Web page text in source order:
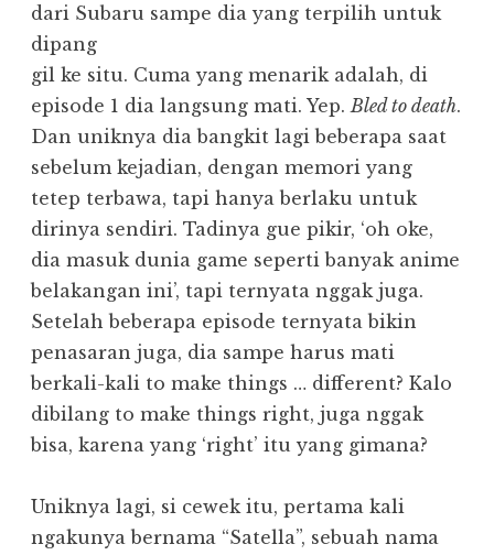
dari Subaru sampe dia yang terpilih untuk
dipang
gil ke situ. Cuma yang menarik adalah, di
episode 1 dia langsung mati. Yep. Bled to death.
Dan uniknya dia bangkit lagi beberapa saat
sebelum kejadian, dengan memori yang
tetep terbawa, tapi hanya berlaku untuk
dirinya sendiri. Tadinya gue pikir, ‘oh oke,
dia masuk dunia game seperti banyak anime
belakangan ini’, tapi ternyata nggak juga.
Setelah beberapa episode ternyata bikin
penasaran juga, dia sampe harus mati
berkali-kali to make things … different? Kalo
dibilang to make things right, juga nggak
bisa, karena yang ‘right’ itu yang gimana?
Uniknya lagi, si cewek itu, pertama kali
ngakunya bernama “Satella”, sebuah nama